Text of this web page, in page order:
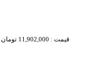
قیمت : 11,902,000 تومان